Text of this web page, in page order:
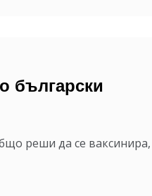
български
реши да се ваксинира,